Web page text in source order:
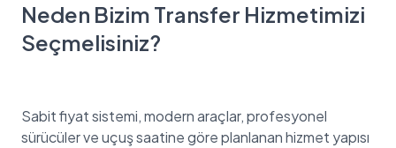
Neden Bizim Transfer Hizmetimizi
Seçmelisiniz?
Sabit fiyat sistemi, modern araçlar, profesyonel
sürücüler ve uçuş saatine göre planlanan hizmet yapısı